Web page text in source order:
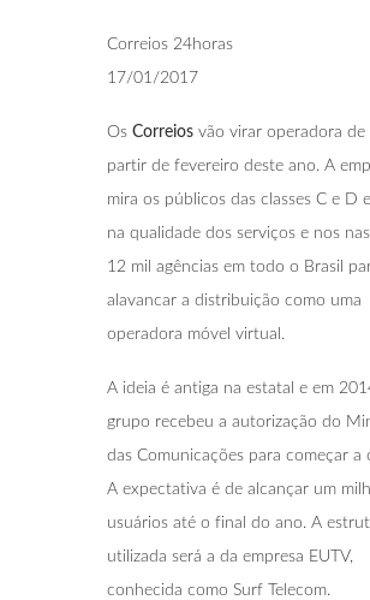
Correios 24horas
17/01/2017
Os Correios vão virar operadora de
partir de fevereiro deste ano. A
mira os públicos das classes C e D
na qualidade dos serviços e nos
12 mil agências em todo o Brasil
alavancar a distribuição como uma
operadora móvel virtual.
A ideia é antiga na estatal e em
grupo recebeu a autorização do
das Comunicações para começar a
A expectativa é de alcançar um
usuários até o final do ano. A
utilizada será a da empresa EUTV,
conhecida como Surf Telecom.